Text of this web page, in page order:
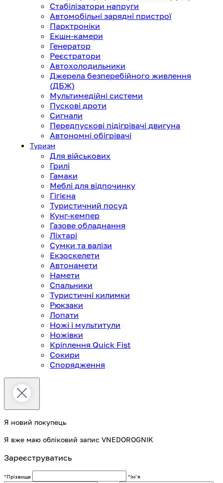
Стабілізатори напруги
Автомобільні зарядні пристрої
Парктроніки
Екшн-камери
Генератор
Реєстратори
Автохолодильники
Джерела безперебійного живлення
(ДБЖ)
Мультимедійні системи
Пускові дроти
Сигнали
Передпускові підігрівачі двигуна
Автономні обігрівачі
Туризм
Для військових
Грилі
Гамаки
Меблі для відпочинку
Гігієна
Туристичний посуд
Кунг-кемпер
Газове обладнання
Ліхтарі
Сумки та валізи
Екзоскелети
Автонамети
Намети
Спальники
Туристичні килимки
Рюкзаки
Лопати
Ножі і мультитули
Ножівки
Кріплення Quick Fist
Сокири
Спорядження
Я новий покупець
Я вже маю обліковий запис VNEDOROGNIK
Зареєструватись
*Прізвище
*Імʼя